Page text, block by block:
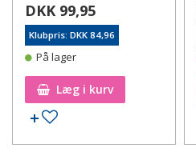
DKK 99,95
Klubpris: DKK 84,96
På lager
Læg i kurv
Tilføj til ønskeseddel